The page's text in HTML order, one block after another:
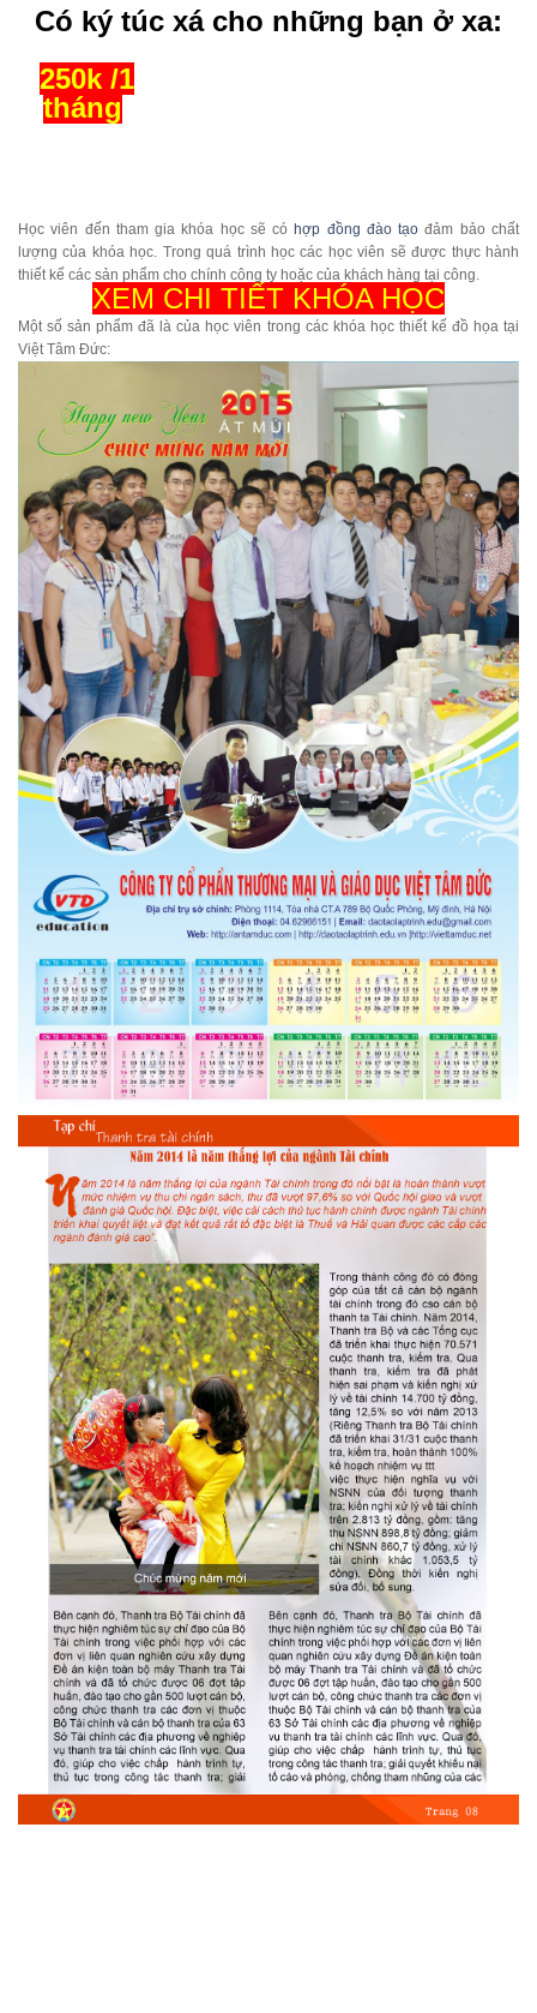
Có ký túc xá cho những bạn ở xa:
250k /1
tháng
Học viên đến tham gia khóa học sẽ có hợp đồng đào tạo đảm bảo chất
lượng của khóa học. Trong quá trình học các học viên sẽ được thực hành
thiết kế các sản phẩm cho chính công ty hoặc của khách hàng tại công.
XEM CHI TIẾT KHÓA HỌC
Một số sản phẩm đã là của học viên trong các khóa học thiết kế đồ họa tại
Việt Tâm Đức: